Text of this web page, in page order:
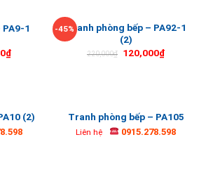
1
₫
-45%Tranh phòng bếp – PA92-1
(2)
220,000₫ 120,000₫
(2) Tranh phòng bếp – PA105
Liên hệ 0915.278.598